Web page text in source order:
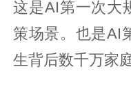
这是AI第一次大
策场景。也是AI
生背后数千万家